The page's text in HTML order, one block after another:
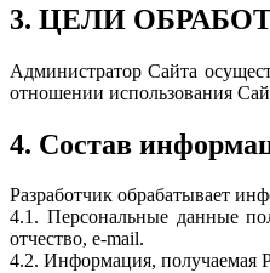
3. ЦЕЛИ
Администратор Сайта
отношении использования
4. Состав
Разработчик обрабатывает
4.1. Персональные данные
отчество, e-mail.
4.2. Информация, получаемая